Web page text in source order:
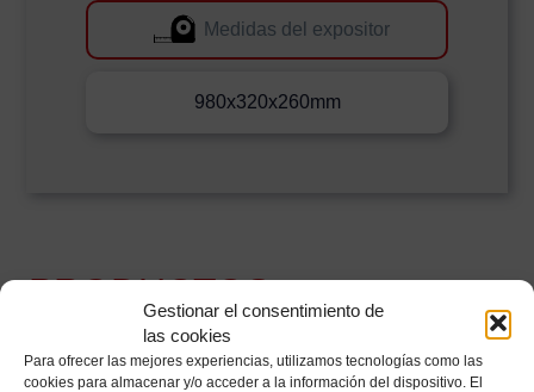
Gestionar el consentimiento de
las cookies
Para ofrecer las mejores experiencias, utilizamos tecnologías como las
cookies para almacenar y/o acceder a la información del dispositivo. El
Medidas del expositor
980x320x260mm
PRODUCTOS
RELACIONADOS